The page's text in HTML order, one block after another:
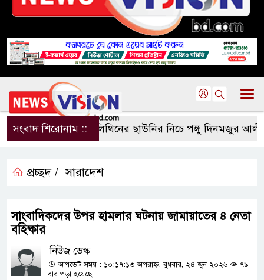
সংবাদ শিরোনাম ::পলিথিনের ছাউনির নিচে পঙ্গু দিনমজুর আলী
প্রচ্ছদ / সারাদেশ
সাংবাদিকদের উপর হামলার ঘটনায় জামায়াতের ৪ নেতা
বহিষ্কার
নিউজ ডেস্ক
আপডেট সময় : ১০:১৭:১৩ অপরাহ্ন, বুধবার, ২৪ জুন ২০২৬
৭৯
বার পড়া হয়েছে